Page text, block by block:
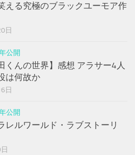
える究極のブラックユーモア作
日
公開
くんの世界】感想 アラサー4人
は何故か
日
公開
レルワールド・ラブストーリ